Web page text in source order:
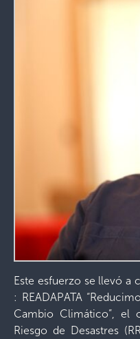
Este esfuerzo se llevó
: READAPATA
Cambio Climático”, el
Riesgo de Desastres